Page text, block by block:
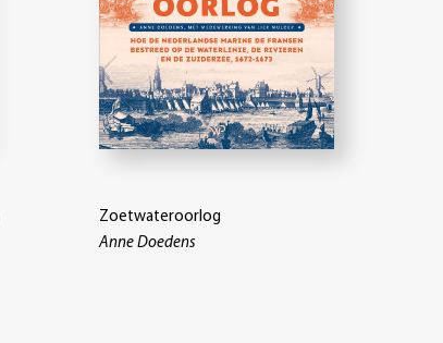
Zoetwateroorlog
Anne Doedens